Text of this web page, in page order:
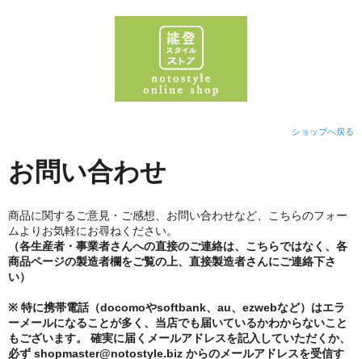
ショップへ戻る
お問い合わせ
商品に関するご意見・ご感想、お問い合わせなど、こちらのフォー
ムよりお気軽にお尋ねください。
（各生産者・事業者さんへの直接のご連絡は、こちらではなく、各
商品ページの製造者欄をご覧の上、直接製造者さんにご連絡下さ
い）
※ 特に携帯電話（docomoやsoftbank、au、ezwebなど）はエラ
ーメールになることが多く、当店でも届いているかわからないこと
もございます。 確実に届くメールアドレスを記入していただくか、
必ず shopmaster@notostyle.biz からのメールアドレスを受信す